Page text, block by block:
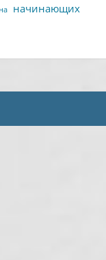
на начинающих